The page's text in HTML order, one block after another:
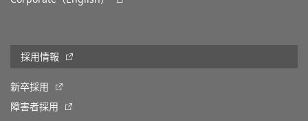
採用情報
新卒採用
障害者採用